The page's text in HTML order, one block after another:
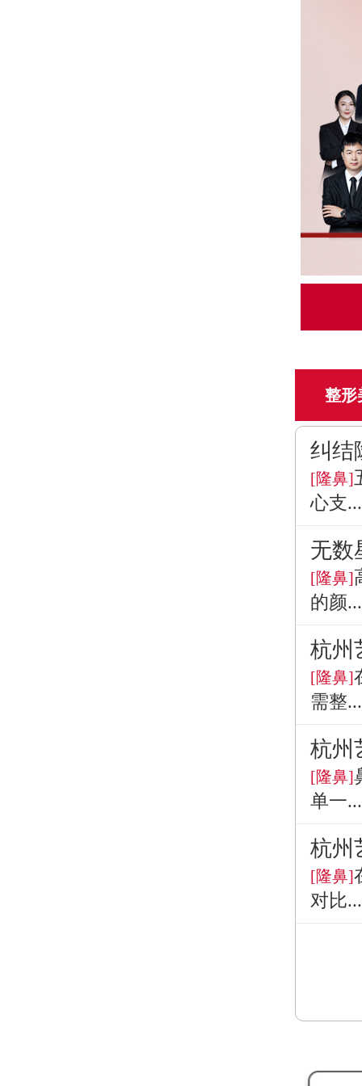
整形
纠结
[隆鼻]
心支...
无数
[隆鼻]
的颜...
杭州
[隆鼻]
需整...
杭州
[隆鼻]
单一...
杭州
[隆鼻]
对比...